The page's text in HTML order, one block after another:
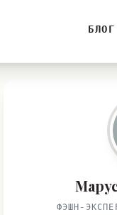
БЛОГ
ФЭШН-